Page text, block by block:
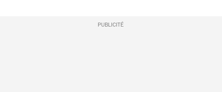
PUBLICITÉ